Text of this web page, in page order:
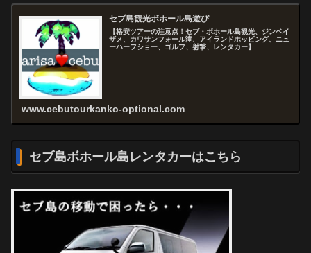
セブ島観光ボホール島遊び
【格安ツアーの注意点！セブ・ボホール島観光、ジンベイ
ザメ、カワサンフォール滝、アイランドホッピング、ニュ
ーハーフショー、ゴルフ、射撃、レンタカー】
www.cebutourkanko-optional.com
セブ島ボホール島レンタカーはこちら